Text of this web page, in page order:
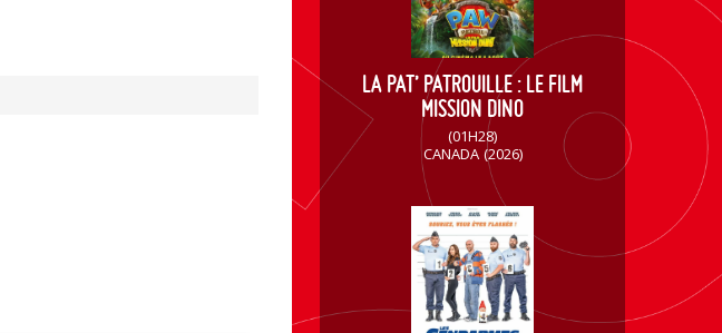
LA PAT’ PATROUILLE : LE FILM
MISSION DINO
(01H28)
CANADA (2026)